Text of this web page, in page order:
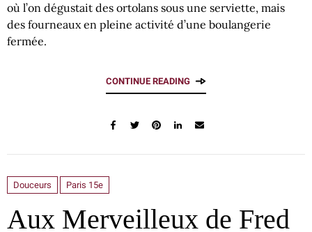
où l’on dégustait des ortolans sous une serviette, mais
des fourneaux en pleine activité d’une boulangerie
fermée.
CONTINUE READING
Douceurs Paris 15e
Aux Merveilleux de Fred